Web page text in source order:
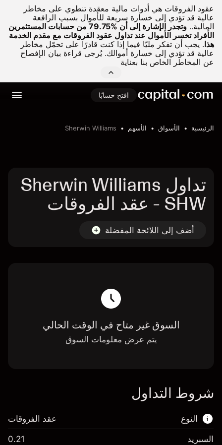
عقود الفروقات هي أدوات مالية معقدة تنطوي على مخاطر
عالية قد تؤدي إلى خسارة سريعة للأموال بسبب الرافعة
المالية..
وتجدر الإشارة إلى أن %79.75 من حسابات المستثمرين
الأفراد تخسر الأموال عند تداول عقود الفروقات مع مقدم الخدمة
هذا. يجب أن تفكر مليّا فيما إذا كنت قادرًا على تحمّل مخاطر
عالية قد تؤدي إلى خسارة أموالك. يُرجى قراءة بيان الإفصاح
عن المخاطر الخاص بنا بعناية
افتح حسابًا
الرئيسية الأسواق الأسهم Sherwin Williams
تداول Sherwin Williams
- SHW عقد الفروقات
أضف إلى اللائحة المفضلة
السوق غير متاح في الوقت الحالي
يتم عرض معلومات السوق
شروط التداول
النوع عقد الفروقات
السبريد 0.21